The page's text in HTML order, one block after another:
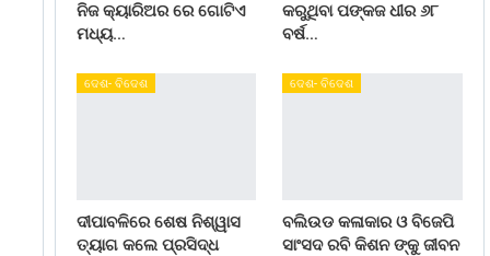
ନିଜ କ୍ୟାରିଅର ରେ ଗୋଟିଏ
ମଧ୍ୟ…
କରୁଥିବା ପଙ୍କଜ ଧୀର ୬୮
ବର୍ଷ…
ଦେଶ- ବିଦେଶ
ଦୀପାବଳିରେ ଶେଷ ନିଶ୍ୱାସ
ତ୍ୟାଗ କଲେ ପ୍ରସିଦ୍ଧ
ଦେଶ- ବିଦେଶ
ବଲିଉଡ କଳାକାର ଓ ବିଜେପି
ସାଂସଦ ରବି କିଶନ ଙ୍କୁ ଜୀବନ